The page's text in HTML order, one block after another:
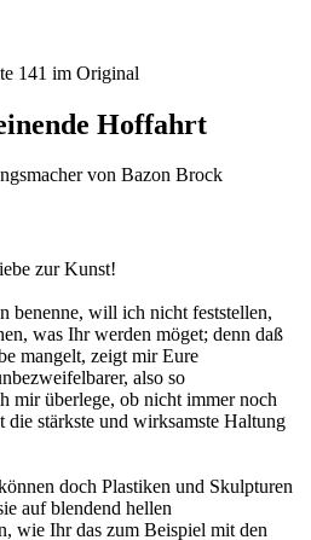
141 im Original
Hoffahrt
von Bazon Brock
zur Kunst!
benenne, will ich nicht feststellen,
was Ihr werden möget; denn daß
mangelt, zeigt mir Eure
also so
mir überlege, ob nicht immer noch
die stärkste und wirksamste Haltung
doch Plastiken und Skulpturen
auf blendend hellen
wie Ihr das zum Beispiel mit den